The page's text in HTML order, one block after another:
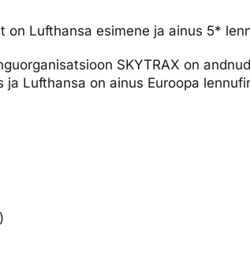
on Lufthansa esimene ja ainus 5*
SKYTRAX on
Lufthansa on ainus Euroopa